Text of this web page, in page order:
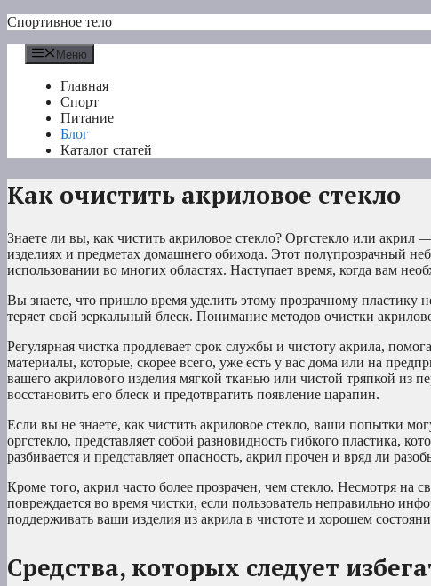
Перейти
содержимому
Спортивное тело
Меню
Главная
Спорт
Питание
Блог
Каталог статей
Как очистить акриловое стекло
Знаете ли вы, как чистить акриловое стекло? Оргстекло или
изделиях и предметах домашнего обихода. Этот полупрозрачный
использовании во многих областях. Наступает время, когда вам
Вы знаете, что пришло время уделить этому прозрачному
теряет свой зеркальный блеск. Понимание методов очистки
Регулярная чистка продлевает срок службы и чистоту акрила,
материалы, которые, скорее всего, уже есть у вас дома или на
вашего акрилового изделия мягкой тканью или чистой тряпкой из
восстановить его блеск и предотвратить появление царапин.
Если вы не знаете, как чистить акриловое стекло, ваши попытки
оргстекло, представляет собой разновидность гибкого пластика,
разбивается и представляет опасность, акрил прочен и вряд ли
Кроме того, акрил часто более прозрачен, чем стекло. Несмотря
повреждается во время чистки, если пользователь неправильно
поддерживать ваши изделия из акрила в чистоте и хорошем
Средства, которых следует